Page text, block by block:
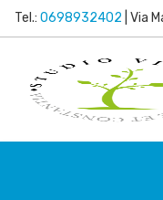
Tel.: 0698932402 | Via